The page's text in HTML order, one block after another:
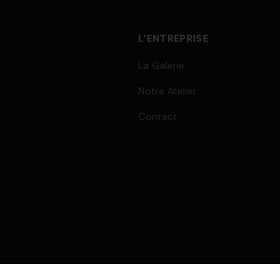
L'ENTREPRISE
La Galerie
Notre Atelier
Contact